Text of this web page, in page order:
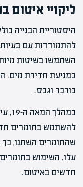
ליקויי איטום
היסטוריית הבנייה
להתמודדות עם בעיות
השתמשו בשיטות
במניעת חדירת מים.
כורכר וגבס.
להשתמש בחומרים
שהחומרים השתנו,
עלו. השימוש
חדשים באיטום.